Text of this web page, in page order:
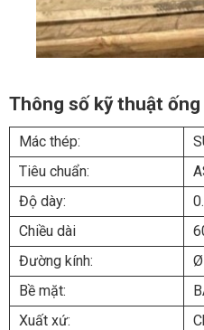
Thông số kỹ thuật
Mác thép:
Tiêu chuẩn:
Độ dày:
Chiều dài
Đường kính:
Ø
Bề mặt:
Xuất xứ: